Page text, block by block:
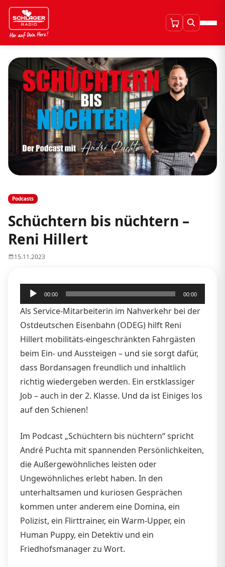
Podcasts
Schüchtern bis nüchtern –
Reni Hillert
15.11.2023
Audio-
Player
00:00 00:00
Als Service-Mitarbeiterin im Nahverkehr bei der
Ostdeutschen Eisenbahn (ODEG) hilft Reni
Hillert mobilitäts-eingeschränkten Fahrgästen
beim Ein- und Aussteigen – und sie sorgt dafür,
dass Bordansagen freundlich und inhaltlich
richtig wiedergeben werden. Ein erstklassiger
Job – auch in der 2. Klasse. Und da ist Einiges los
auf den Schienen!
Im Podcast „Schüchtern bis nüchtern“ spricht
André Puchta mit spannenden Persönlichkeiten,
die Außergewöhnliches leisten oder
Ungewöhnliches erlebt haben. In den
unterhaltsamen und kuriosen Gesprächen
kommen unter anderem eine Domina, ein
Polizist, ein Flirttrainer, ein Warm-Upper, ein
Human Puppy, ein Detektiv und ein
Friedhofsmanager zu Wort.